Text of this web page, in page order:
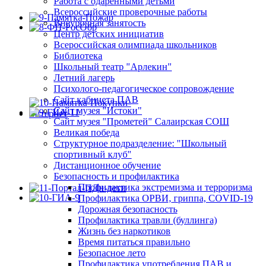
Всероссийские проверочные работы
Внеурочная занятость
Центр детских инициатив
Всероссийская олимпиада школьников
Библиотека
Школьный театр "Арлекин"
Летний лагерь
Психолого-педагогическое сопровождение
Сайт кабинета ПАВ
Сайт музея "Истоки"
Сайт музея "Прометей" Салаирская СОШ
Великая победа
Структурное подразделение: "Школьный
спортивный клуб"
Дистанционное обучение
Безопасность и профилактика
Профилактика экстремизма и терроризма
Профилактика ОРВИ, гриппа, COVID-19
Дорожная безопасность
Профилактика травли (буллинга)
Жизнь без наркотиков
Время питаться правильно
Безопасное лето
Профилактика употребления ПАВ и